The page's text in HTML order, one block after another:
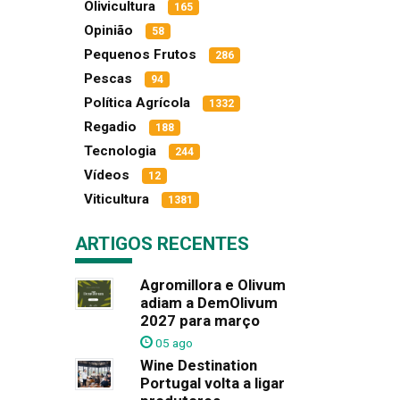
Olivicultura 165
Opinião 58
Pequenos Frutos 286
Pescas 94
Política Agrícola 1332
Regadio 188
Tecnologia 244
Vídeos 12
Viticultura 1381
ARTIGOS RECENTES
Agromillora e Olivum
adiam a DemOlivum
2027 para março
05 ago
Wine Destination
Portugal volta a ligar